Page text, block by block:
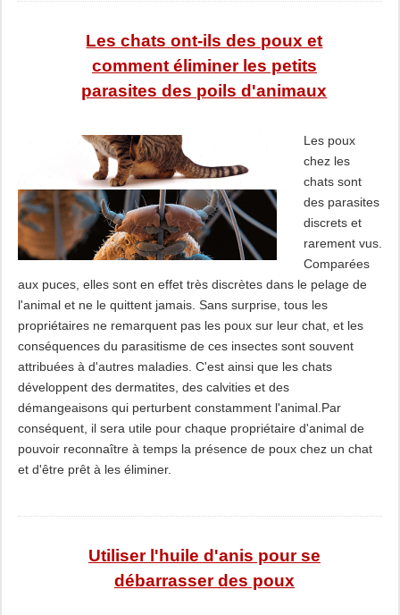
Les chats ont-ils des poux et
comment éliminer les petits
parasites des poils d'animaux
Les poux
chez les
chats sont
des parasites
discrets et
rarement vus.
Comparées
aux puces, elles sont en effet très discrètes dans le pelage de
l'animal et ne le quittent jamais. Sans surprise, tous les
propriétaires ne remarquent pas les poux sur leur chat, et les
conséquences du parasitisme de ces insectes sont souvent
attribuées à d'autres maladies. C'est ainsi que les chats
développent des dermatites, des calvities et des
démangeaisons qui perturbent constamment l'animal.Par
conséquent, il sera utile pour chaque propriétaire d'animal de
pouvoir reconnaître à temps la présence de poux chez un chat
et d'être prêt à les éliminer.
Utiliser l'huile d'anis pour se
débarrasser des poux